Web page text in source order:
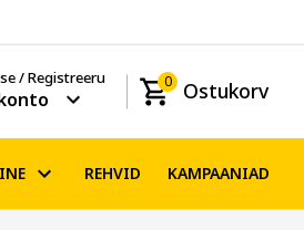
/ Registreeru 0 Ostukorv
REHVID KAMPAANIAD